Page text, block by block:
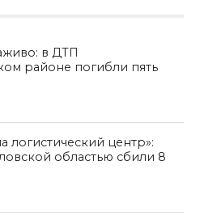
в ДТП
районе погибли пять
логистический центр»:
областью сбили 8